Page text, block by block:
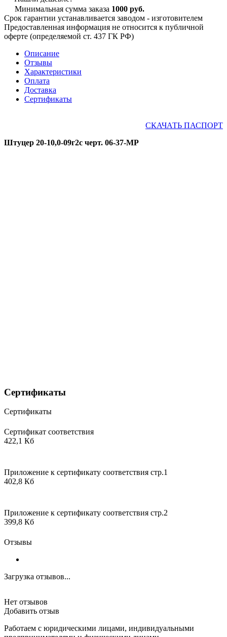
Минимальная сумма заказа 1000 руб.
Срок гарантии устанавливается заводом - изготовителем
Предоставленная информация не относится к публичной
оферте (определяемой ст. 437 ГК РФ)
Описание
Отзывы
Характеристики
Оплата
Доставка
Сертификаты
СКАЧАТЬ ПАСПОРТ
Штуцер 20-10,0-09г2с черт. 06-37-МР
Сертификаты
Сертификаты
Сертификат соответствия
422,1 Кб
Приложение к сертификату соответствия стр.1
402,8 Кб
Приложение к сертификату соответствия стр.2
399,8 Кб
Отзывы
Загрузка отзывов...
Нет отзывов
Добавить отзыв
Работаем с юридическими лицами, индивидуальными